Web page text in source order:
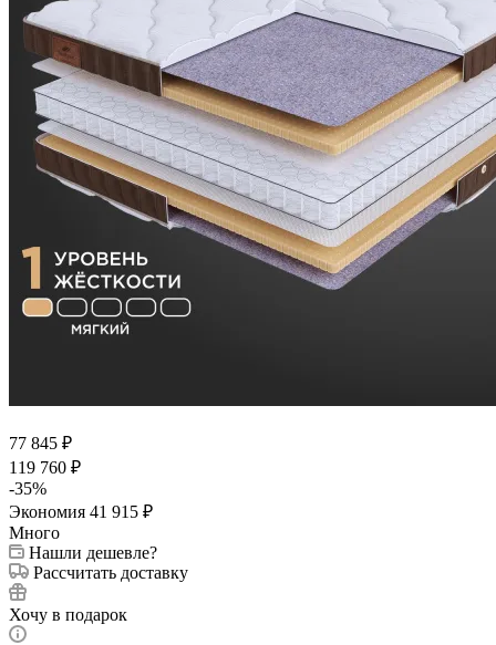
77 845 ₽
119 760 ₽
-35%
Экономия 41 915 ₽
Много
Нашли дешевле?
Рассчитать доставку
Хочу в подарок